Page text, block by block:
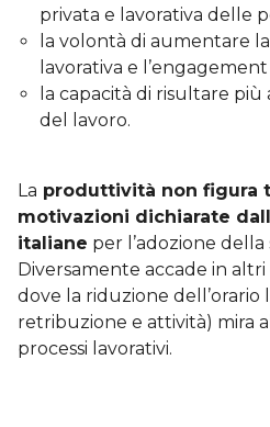
privata e lavorativa delle
la volontà di aumentare
lavorativa e
la capacità di risultare
del lavoro.
La produttività non figura
motivazioni dichiarate
italiane per l’adozione
Diversamente accade in
dove la riduzione dell’orario
retribuzione e attività) mira
processi lavorativi.